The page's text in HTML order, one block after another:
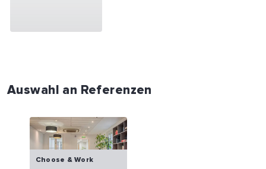
Auswahl an Referenzen
Choose & Work